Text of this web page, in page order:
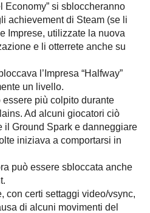
Economy” si sbloccheranno
achievement di Steam (se li
Imprese, utilizzate la nuova
e li otterrete anche su
l’Impresa “Halfway”
un livello.
più colpito durante
Ad alcuni giocatori ciò
il Ground Spark e danneggiare
iniziava a comportarsi in
può essere sbloccata anche
con certi settaggi video/vsync,
di alcuni movimenti del